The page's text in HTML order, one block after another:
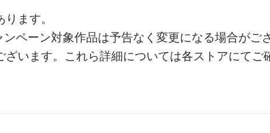
ます。
ペーン対象作品は予告なく変更になる場合がご
います。これら詳細については各ストアにてご